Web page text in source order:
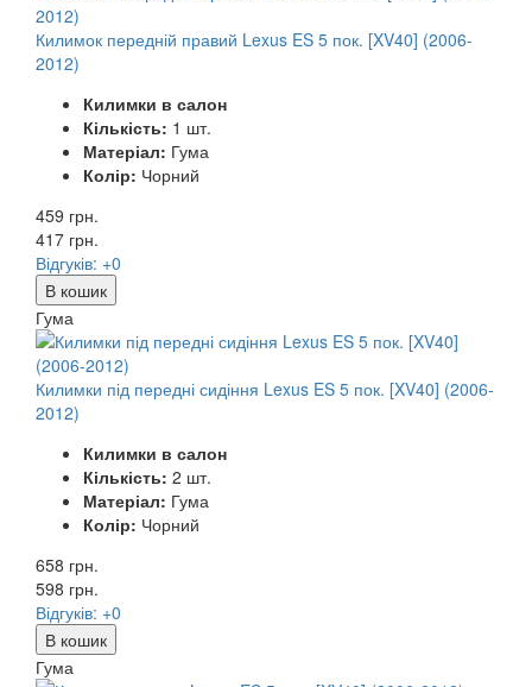
Килимок передній правий Lexus ES 5 пок. [XV40] (2006-
2012)
Килимки в салон
Кількість: 1 шт.
Матеріал: Гума
Колір: Чорний
459 грн.
417 грн.
Відгуків: +0
В кошик
Гума
Килимки під передні сидіння Lexus ES 5 пок. [XV40] (2006-
2012)
Килимки в салон
Кількість: 2 шт.
Матеріал: Гума
Колір: Чорний
658 грн.
598 грн.
Відгуків: +0
В кошик
Гума